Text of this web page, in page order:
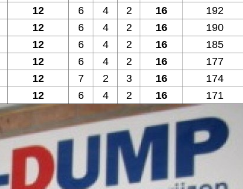
12 6 4 2 16 192
12 6 4 2 16 190
12 6 4 2 16 185
12 6 4 2 16 177
12 7 2 3 16 174
12 6 4 2 16 171